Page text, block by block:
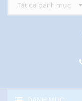
Tất cả danh mục